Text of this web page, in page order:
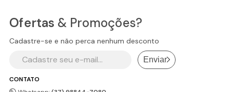
CONTATO
Ofertas & Promoções?
Cadastre-se e não perca nenhum desconto
Enviar